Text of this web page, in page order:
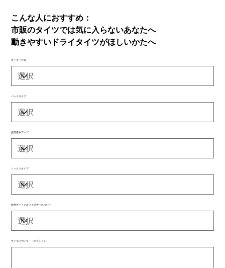
こんな人におすすめ：
市販のタイツでは気に入らないあなたへ
動きやすいドライタイツがほしいかたへ
オーダー方式
パッドタイプ
尻部厚みアップ
ソックスタイプ
砂利ガードと足ファスナーについて
サイズについて：（オプション）